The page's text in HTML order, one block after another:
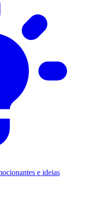
e ideias